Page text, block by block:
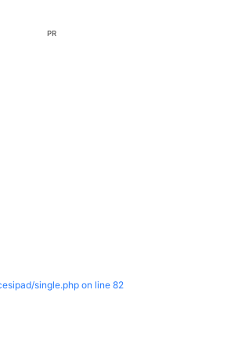
PR
single.php on line 82